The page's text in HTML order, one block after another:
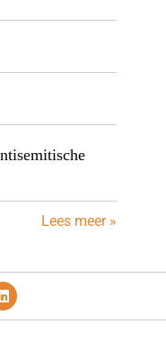
Lees meer »